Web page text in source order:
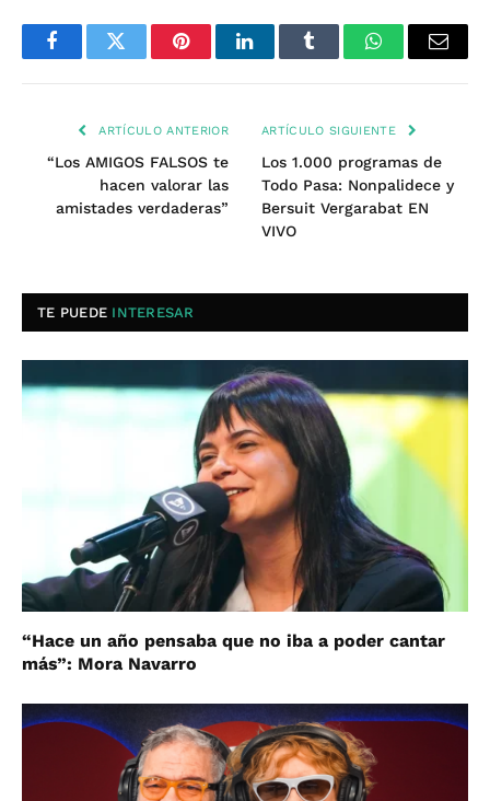
FacebookTwitter PinterestLinkedInTumblr WhatsAppEmail
ARTÍCULO ANTERIOR
“Los AMIGOS FALSOS te
hacen valorar las
amistades verdaderas”
ARTÍCULO SIGUIENTE
Los 1.000 programas de
Todo Pasa: Nonpalidece y
Bersuit Vergarabat EN
VIVO
TE PUEDE INTERESAR
“Hace un año pensaba que no iba a poder cantar
más”: Mora Navarro